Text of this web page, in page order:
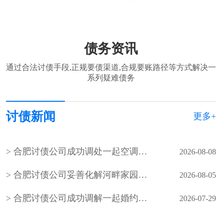
债务资讯
通过合法讨债手段,正规要债渠道,合规要账路径等方式解决一
系列疑难债务
讨债新闻 更多+
合肥讨债公司成功调处一起空调外机噪音邻里纠纷 2026-08-08
合肥讨债公司妥善化解河畔家园小区业主因入户管控、物业服务争议引发的物业费拒缴纠纷 2026-08-05
合肥讨债公司成功调解一起婚约财产纠纷案件，在承办法官的耐心调解下，双方当事人自愿达成调解协议，有效化解了矛盾纠纷 2026-07-29